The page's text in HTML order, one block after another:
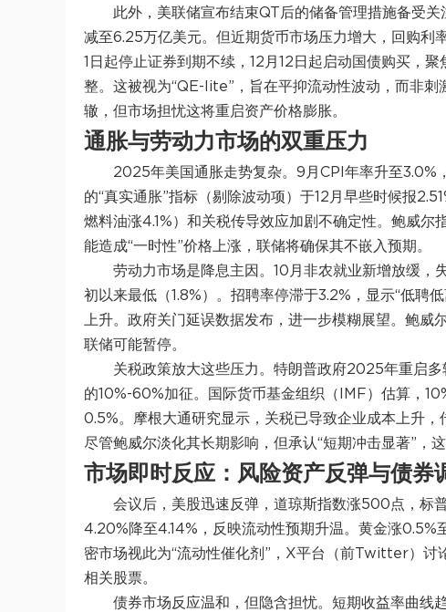
此外，美联储宣布结束QT后的储备管理措施备受
减至6.25万亿美元。但近期货币市场压力增大，回购利
1日起停止证券到期不续，12月12日起启动国债购买，
整。这被视为“QE-lite”，旨在平抑流动性波动，而非
辙，但市场担忧这将重启资产价格膨胀。
通胀与劳动力市场的双重压力
2025年美国通胀走势复杂。9月CPI年率升至3.0%
的“真实通胀”指标（剔除波动项）于12月早些时候报
燃料油涨4.1%）和关税传导效应加剧不确定性。鲍威尔
能造成“一时性”价格上涨，联储将确保其不嵌入预期。
劳动力市场是降息主因。10月非农就业新增放缓
初以来最低（1.8%）。招聘率停滞于3.2%，显示“低
上升。政府关门延误数据发布，进一步模糊展望。鲍威
联储可能暂停。
关税政策放大这些压力。特朗普政府2025年重启
的10%-60%加征。国际货币基金组织（IMF）估算，
0.5%。摩根大通研究显示，关税已导致企业成本上升
尽管鲍威尔淡化其长期影响，但承认“短期冲击显著”，
市场即时反应：风险资产反弹与债券
会议后，美股迅速反弹，道琼斯指数涨500点，标
4.20%降至4.14%，反映流动性预期升温。黄金涨0.5%
密市场视此为“流动性催化剂”，X平台（前Twitter）
相关股票。
债券市场反应温和，但隐含担忧。短期收益率曲线